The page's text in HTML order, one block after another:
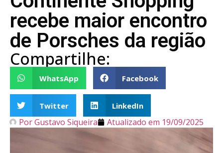
recebe maior encontro
de Porsches da região
Compartilhe:
WhatsApp Facebook
Twitter LinkedIn
PorGustavo Siqueira Atualizado em 19/09/2025